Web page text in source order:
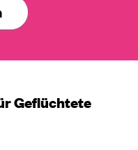
Geflüchtete